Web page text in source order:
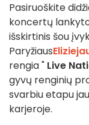
Pasiruoškite
koncertų
išskirtinis šou
Paryžiaus
rengia " Live
gyvų renginių
svarbiu etapu
karjeroje.